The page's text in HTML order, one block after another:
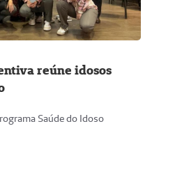
reúne idosos
Saúde do Idoso